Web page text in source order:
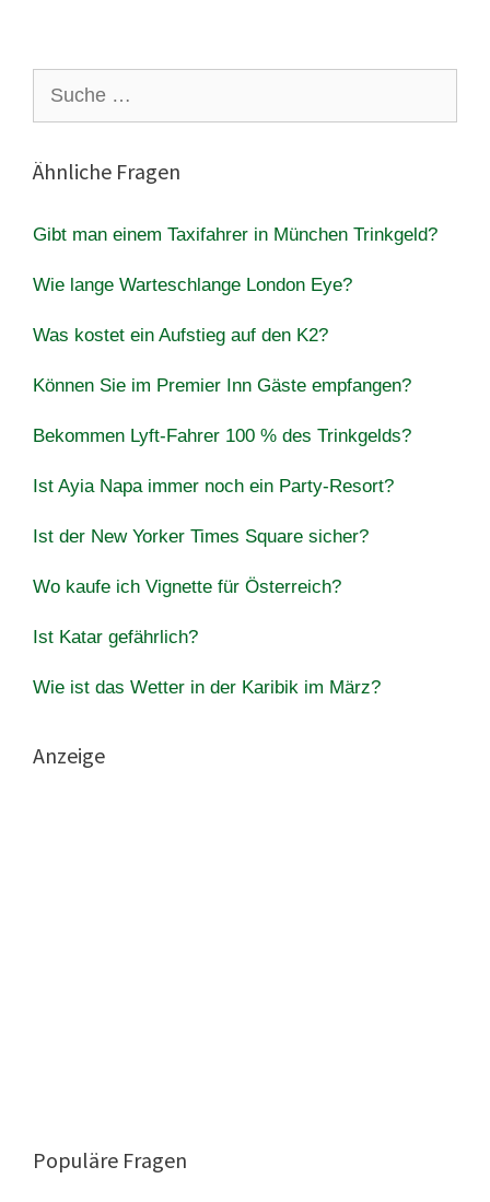
nach:
Ähnliche Fragen
Gibt man einem Taxifahrer in München Trinkgeld?
Wie lange Warteschlange London Eye?
Was kostet ein Aufstieg auf den K2?
Können Sie im Premier Inn Gäste empfangen?
Bekommen Lyft-Fahrer 100 % des Trinkgelds?
Ist Ayia Napa immer noch ein Party-Resort?
Ist der New Yorker Times Square sicher?
Wo kaufe ich Vignette für Österreich?
Ist Katar gefährlich?
Wie ist das Wetter in der Karibik im März?
Anzeige
Populäre Fragen